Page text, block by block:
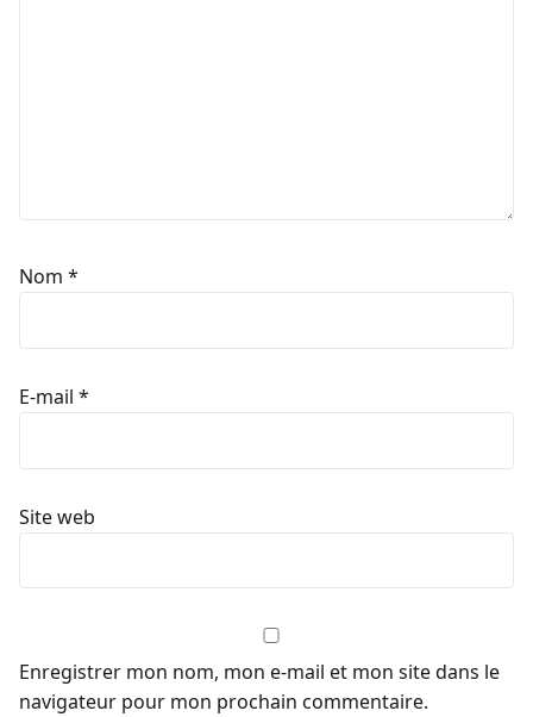
Nom *
E-mail *
Site web
Enregistrer mon nom, mon e-mail et mon site dans le
navigateur pour mon prochain commentaire.